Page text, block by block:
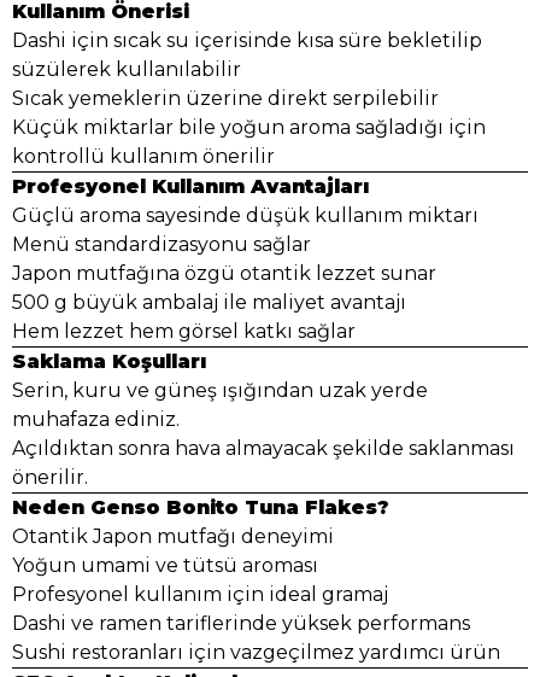
Kullanım Önerisi
Dashi için sıcak su içerisinde kısa süre bekletilip
süzülerek kullanılabilir
Sıcak yemeklerin üzerine direkt serpilebilir
Küçük miktarlar bile yoğun aroma sağladığı için
kontrollü kullanım önerilir
Profesyonel Kullanım Avantajları
Güçlü aroma sayesinde düşük kullanım miktarı
Menü standardizasyonu sağlar
Japon mutfağına özgü otantik lezzet sunar
500 g büyük ambalaj ile maliyet avantajı
Hem lezzet hem görsel katkı sağlar
Saklama Koşulları
Serin, kuru ve güneş ışığından uzak yerde
muhafaza ediniz.
Açıldıktan sonra hava almayacak şekilde saklanması
önerilir.
Neden Genso Bonito Tuna Flakes?
Otantik Japon mutfağı deneyimi
Yoğun umami ve tütsü aroması
Profesyonel kullanım için ideal gramaj
Dashi ve ramen tariflerinde yüksek performans
Sushi restoranları için vazgeçilmez yardımcı ürün